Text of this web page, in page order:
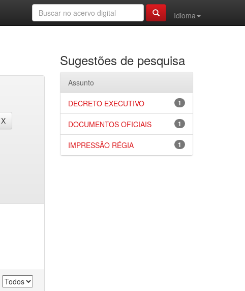
Idioma
Sugestões de pesquisa
Assunto
1
DECRETO EXECUTIVO
1
DOCUMENTOS OFICIAIS
1
IMPRESSÃO RÉGIA